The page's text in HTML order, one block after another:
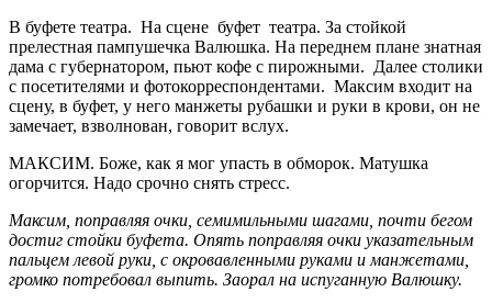
В буфете театра. На сцене буфет театра. За стойкой
прелестная пампушечка Валюшка. На переднем плане знатная
дама с губернатором, пьют кофе с пирожными. Далее столики
с посетителями и фотокорреспондентами. Максим входит на
сцену, в буфет, у него манжеты рубашки и руки в крови, он не
замечает, взволнован, говорит вслух.
МАКСИМ. Боже, как я мог упасть в обморок. Матушка
огорчится. Надо срочно снять стресс.
Максим, поправляя очки, семимильными шагами, почти бегом
достиг стойки буфета. Опять поправляя очки указательным
пальцем левой руки, с окровавленными руками и манжетами,
громко потребовал выпить. Заорал на испуганную Валюшку.